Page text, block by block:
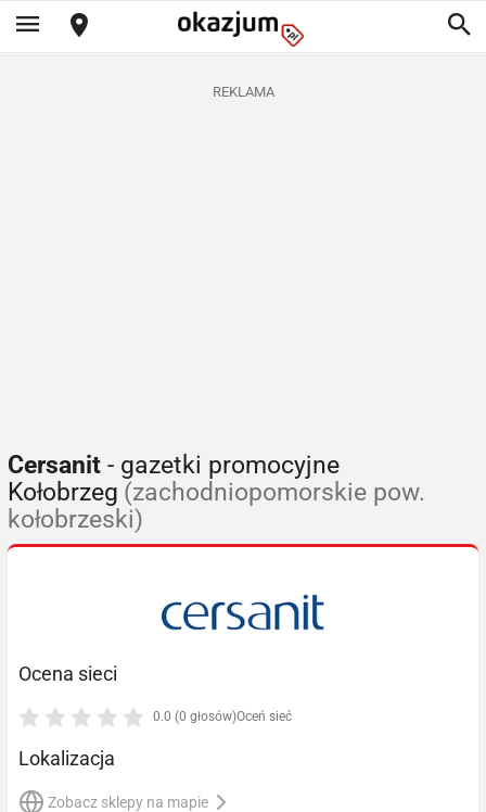
REKLAMA
Cersanit - gazetki promocyjne
Kołobrzeg (zachodniopomorskie pow.
kołobrzeski)
Ocena sieci
0.0 (0 głosów)Oceń sieć
Lokalizacja
Zobacz sklepy na mapie